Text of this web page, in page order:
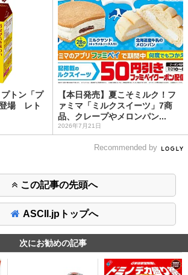
トン「プ
登場 レト
【本日発売】夏こそミルク！フ
ァミマ「ミルクスイーツ」7商
品、クレープやメロンパン...
2026年7月21日
Recommended by
この記事の先頭へ
ASCII.jpトップへ
次にお勧めの記事